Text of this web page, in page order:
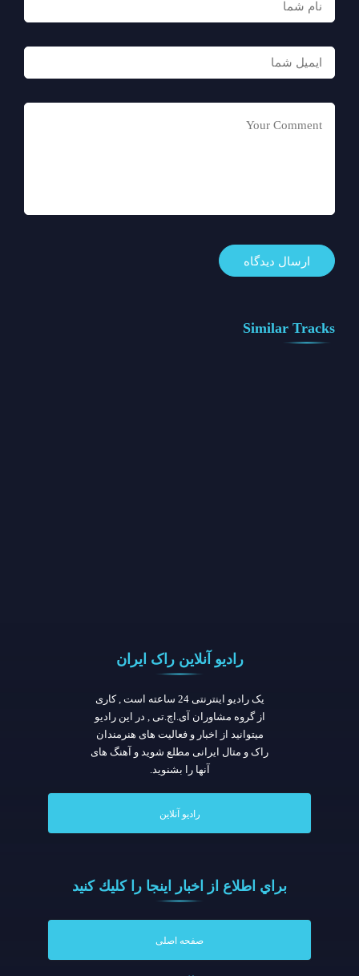
Similar Tracks
رادیو آنلاین راک ایران
یک رادیو اینترنتی 24 ساعته است , کاری
از گروه مشاوران آی.اچ.تی , در این رادیو
میتوانید از اخبار و فعالیت های هنرمندان
راک و متال ایرانی مطلع شوید و آهنگ های
آنها را بشنوید.
رادیو آنلاین
براي اطلاع از اخبار اينجا را كليك كنيد
صفحه اصلی